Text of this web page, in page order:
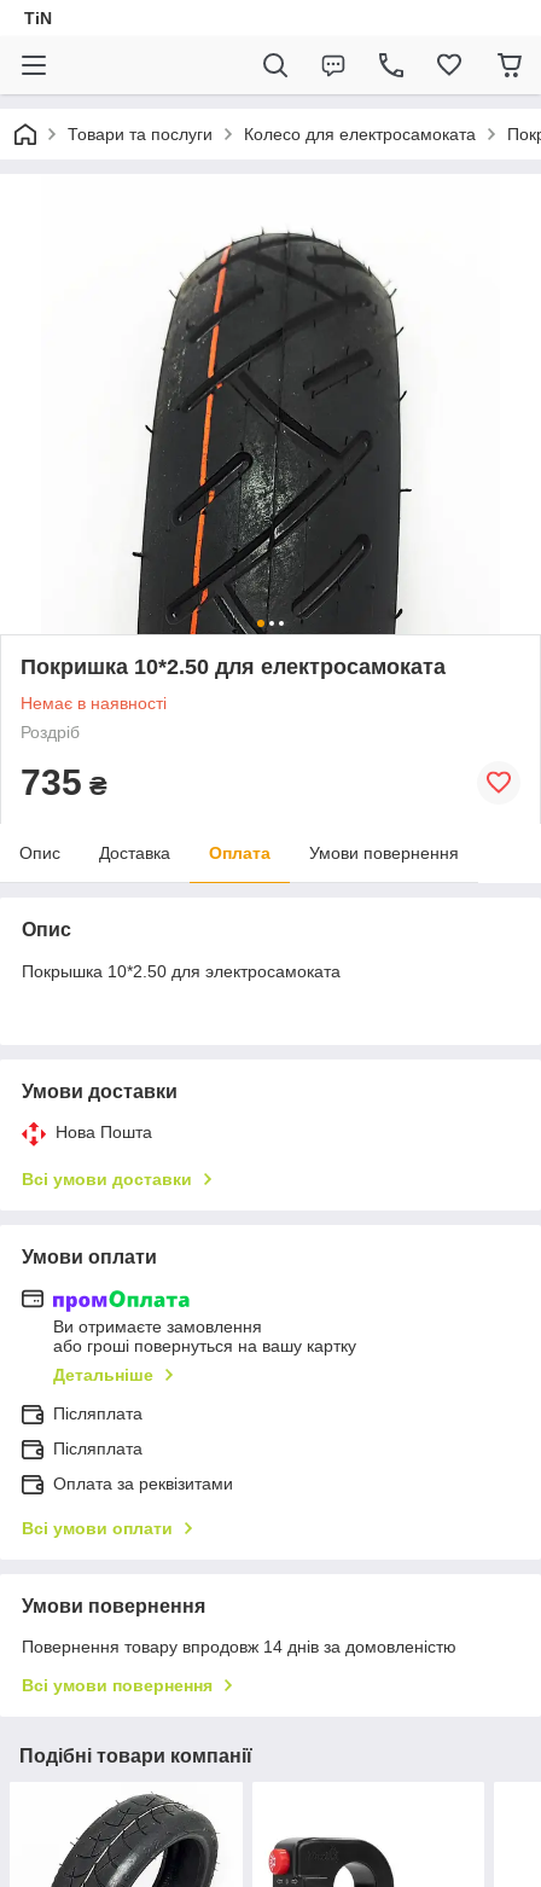
TiN
Товари та послуги Колесо для електросамоката
Покришка 10*2.50 для електросамоката
Немає в наявності
Роздріб
735 ₴
Опис Доставка Оплата Умови повернення
Опис
Покрышка 10*2.50 для электросамоката
Умови доставки
Нова Пошта
Всі умови доставки
Умови оплати
Ви отримаєте замовлення
або гроші повернуться на вашу картку
Детальніше
Післяплата
Пiсляплата
Оплата за реквізитами
Всі умови оплати
Умови повернення
Повернення товару впродовж 14 днів за домовленістю
Всі умови повернення
Подібні товари компанії